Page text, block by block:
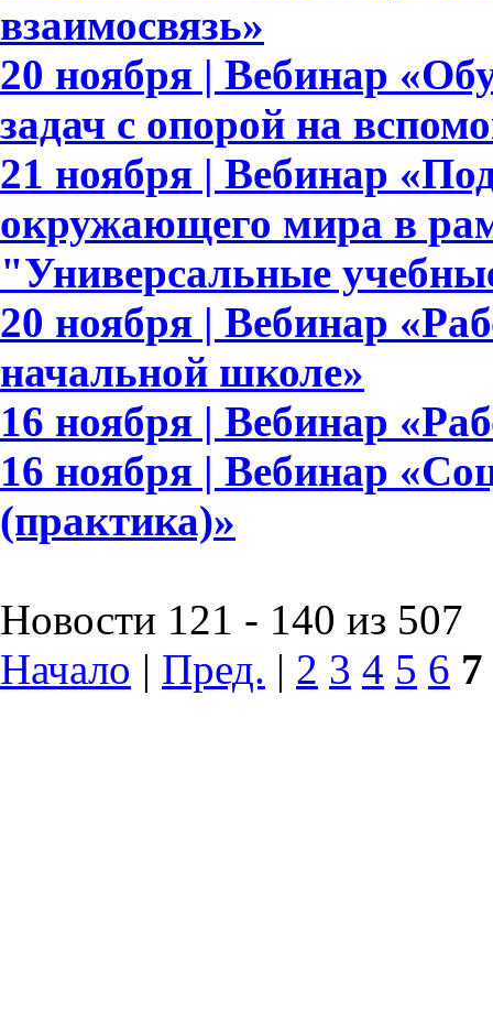
взаимосвязь»
20 ноября | Вебинар
задач с опорой на
21 ноября | Вебинар
окружающего мира в
"Универсальные
20 ноября | Вебинар
начальной школе»
16 ноября | Вебинар
16 ноября | Вебинар
(практика)»
Новости 121 - 140 из 507
Начало | Пред. | 2 3 4 5 6 7